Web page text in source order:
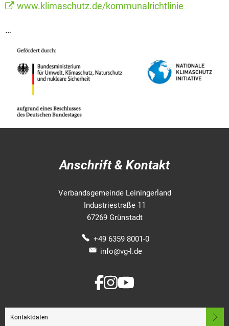
www.klimaschutz.de/kommunalrichtlinie
…
Anschrift & Kontakt
Verbandsgemeinde Leiningerland
Industriestraße 11
67269 Grünstadt
+49 6359 8001-0
info@vg-l.de
Kontaktdaten